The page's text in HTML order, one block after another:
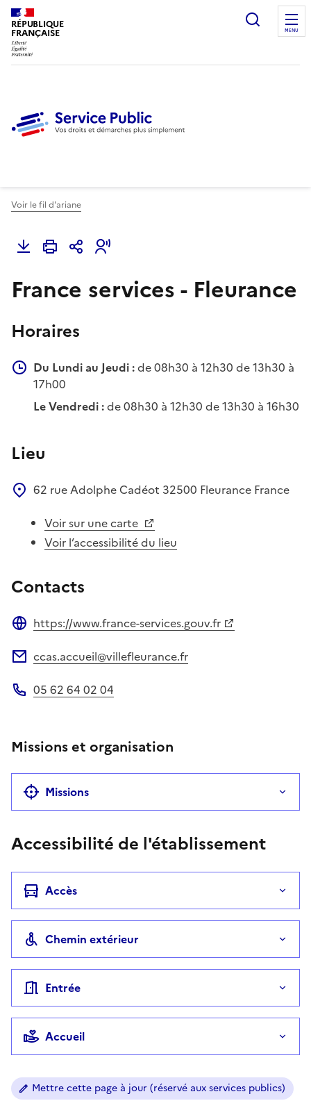
RÉPUBLIQUE
FRANÇAISE
Ouvrir
MENU
Voir le fil d'ariane
France services - Fleurance
Horaires
Du Lundi au Jeudi :de 08h30 à 12h30 de 13h30 à
17h00
Le Vendredi :de 08h30 à 12h30 de 13h30 à 16h30
Lieu
62 rue Adolphe Cadéot 32500 Fleurance France
Voir sur une carte
Voir l’accessibilité du lieu
Contacts
https://www.france-services.gouv.fr
ccas.accueil@villefleurance.fr
05 62 64 02 04
Missions et organisation
Missions
Accessibilité de l'établissement
Accès
Chemin extérieur
Entrée
Accueil
Mettre cette page à jour (réservé aux services publics)